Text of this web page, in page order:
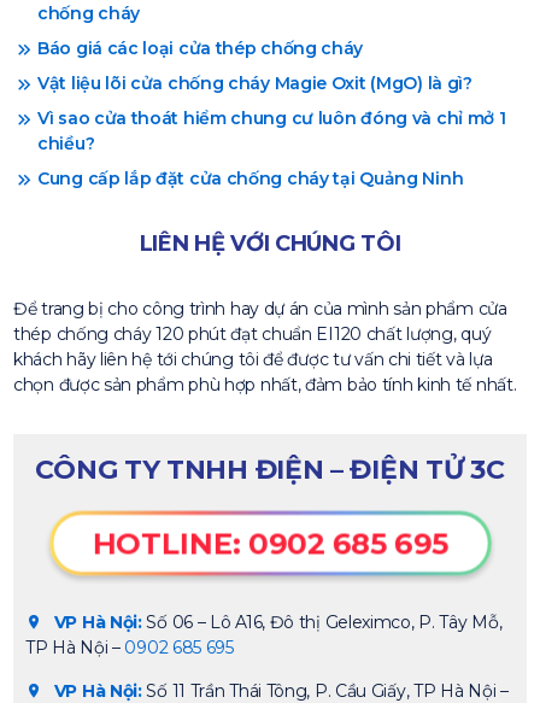
chống cháy
Báo giá các loại cửa thép chống cháy
Vật liệu lõi cửa chống cháy Magie Oxit (MgO) là gì?
Vì sao cửa thoát hiểm chung cư luôn đóng và chỉ mở 1
chiều?
Cung cấp lắp đặt cửa chống cháy tại Quảng Ninh
LIÊN HỆ VỚI CHÚNG TÔI
Để trang bị cho công trình hay dự án của mình sản phẩm cửa
thép chống cháy 120 phút đạt chuẩn EI120 chất lượng, quý
khách hãy liên hệ tới chúng tôi để được tư vấn chi tiết và lựa
chọn được sản phẩm phù hợp nhất, đảm bảo tính kinh tế nhất.
CÔNG TY TNHH ĐIỆN – ĐIỆN TỬ 3C
HOTLINE: 0902 685 695
VP Hà Nội:Số 06 – Lô A16, Đô thị Geleximco, P. Tây Mỗ,
TP Hà Nội – 0902 685 695
VP Hà Nội:Số 11 Trần Thái Tông, P. Cầu Giấy, TP Hà Nội –